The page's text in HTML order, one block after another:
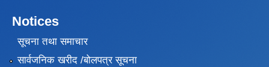
Notices
सूचना तथा समाचार
सार्वजनिक खरीद /बोलपत्र सूचना